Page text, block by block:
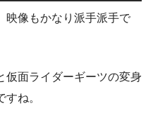
映像もかなり派手派手で
仮面ライダーギーツの変身
ね。